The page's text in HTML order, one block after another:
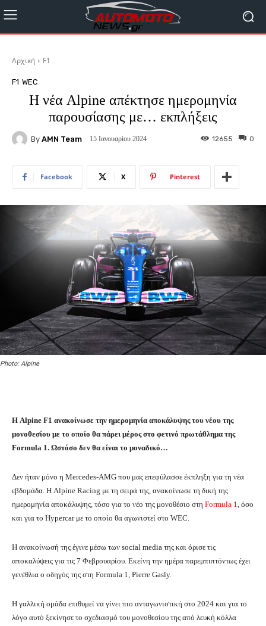
Αρχική F1
F1 WEC
Η νέα Alpine απέκτησε ημερομηνία
παρουσίασης με… εκπλήξεις
By AMN Team 15 Ιανουαρίου 2024 0
12655
Facebook X Pinterest
Photo: Alpine
Η Alpine F1 ανακοίνωσε την ημερομηνία αποκάλυψης του νέου της
μονοθεσίου με το οποίο θα πάρει μέρος στο φετινό πρωτάθλημα της
Formula 1. Ωστόσο δεν θα είναι το μοναδικό…
Δεν ήταν μόνο η Mercedes-AMG που μας επεφύλασσε έκπληξη για τη νέα
εβδομάδα. Η Alpine Racing με τη σειρά της, ανακοίνωσε τη δική της
ημερομηνία αποκάλυψης, τόσο για το νέο της μονοθέσιο στη Formula 1, όσο
και για το Hypercar με το οποίο θα αγωνιστεί στο WEC.
H ανακοίνωσή της έγινε μέσω των social media της και όρισε τις
αποκαλύψεις για τις 7 Φεβρουαρίου. Εκείνη την ημέρα παρεμπιπτόντως έχει
γενέθλια ο οδηγός της στη Formula 1, Pierre Gasly.
Η γαλλική ομάδα επιθυμεί να γίνει πιο ανταγωνιστική στο 2024 και για το
λόγο αυτό ξεκίνησε το σχεδιασμό του μονοθεσίου της από λευκή κόλλα